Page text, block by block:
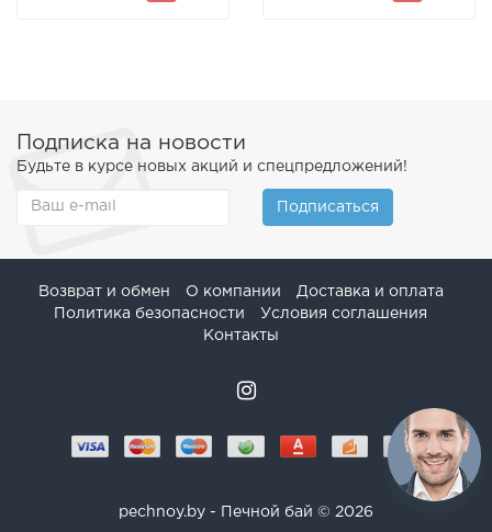
Подписка на новости
Будьте в курсе новых акций и спецпредложений!
Подписаться
Возврат и обмен О компании
Доставка и оплата
Политика безопасности
Условия соглашения
Контакты
pechnoy.by - Печной бай © 2026